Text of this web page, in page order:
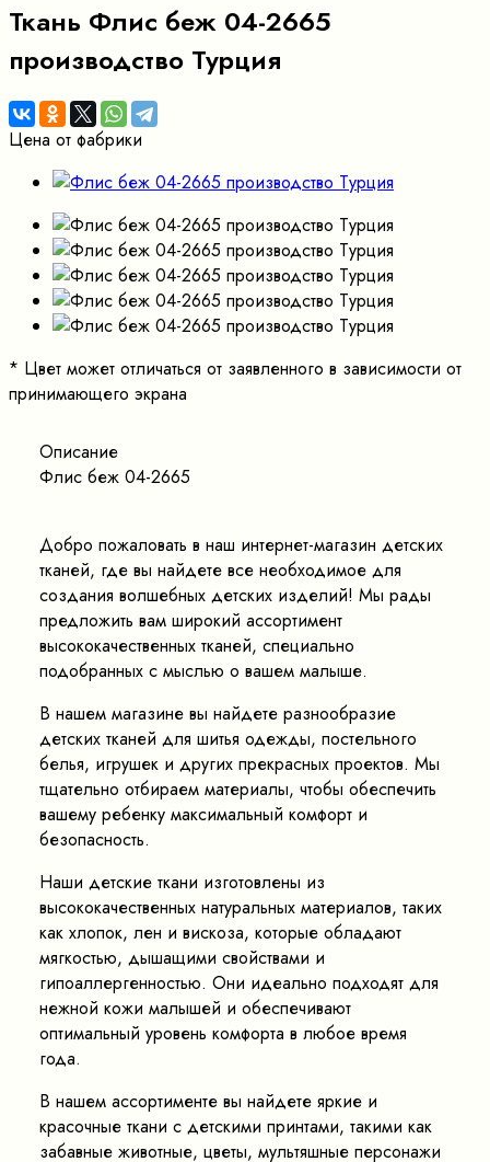
Ткань Флис беж 04-2665
производство Турция
Цена от фабрики
* Цвет может отличаться от заявленного в зависимости от
принимающего экрана
Описание
Флис беж 04-2665
Добро пожаловать в наш интернет-магазин детских
тканей, где вы найдете все необходимое для
создания волшебных детских изделий! Мы рады
предложить вам широкий ассортимент
высококачественных тканей, специально
подобранных с мыслью о вашем малыше.
В нашем магазине вы найдете разнообразие
детских тканей для шитья одежды, постельного
белья, игрушек и других прекрасных проектов. Мы
тщательно отбираем материалы, чтобы обеспечить
вашему ребенку максимальный комфорт и
безопасность.
Наши детские ткани изготовлены из
высококачественных натуральных материалов, таких
как хлопок, лен и вискоза, которые обладают
мягкостью, дышащими свойствами и
гипоаллергенностью. Они идеально подходят для
нежной кожи малышей и обеспечивают
оптимальный уровень комфорта в любое время
года.
В нашем ассортименте вы найдете яркие и
красочные ткани с детскими принтами, такими как
забавные животные, цветы, мультяшные персонажи